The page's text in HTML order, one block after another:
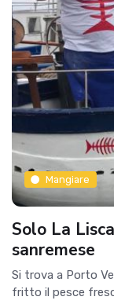
Mangiare
Solo La
sanremese
Si trova a Porto
fritto il pesce